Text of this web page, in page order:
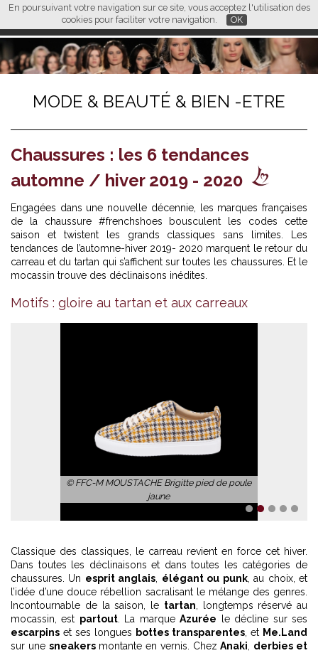
En poursuivant votre navigation sur ce site, vous acceptez l'utilisation des
cookies pour faciliter votre navigation.
OK
FR EN CN
L M
MODE & BEAUTÉ & BIEN -ETRE
Chaussures : les 6 tendances
automne / hiver 2019 - 2020
Engagées dans une nouvelle décennie, les marques françaises
de la chaussure #frenchshoes bousculent les codes cette
saison et twistent les grands classiques sans limites. Les
tendances de l’automne-hiver 2019- 2020 marquent le retour du
carreau et du tartan qui s’affichent sur toutes les chaussures. Et le
mocassin trouve des déclinaisons inédites.
Motifs : gloire au tartan et aux carreaux
© FFC-M MOUSTACHE Brigitte pied de poule
jaune
1 2
Classique des classiques, le carreau revient en force cet hiver.
Dans toutes les déclinaisons et dans toutes les catégories de
chaussures. Un esprit anglais, élégant ou punk, au choix, et
l’idée d’une douce rébellion sacralisant le mélange des genres.
Incontournable de la saison, le tartan, longtemps réservé au
mocassin, est partout. La marqueAzurée le décline sur ses
escarpins et ses longues bottes transparentes, et Me.Land
sur une sneakersmontante en vernis. ChezAnaki, derbies et